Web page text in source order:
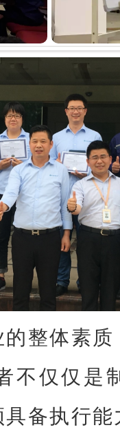
整体素
不仅仅是
备执行